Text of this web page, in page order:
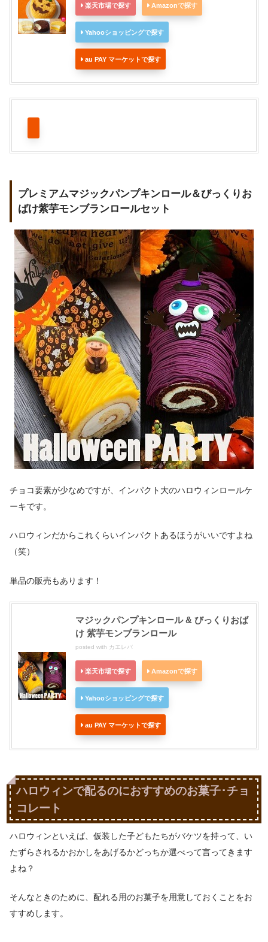
楽天市場で探す Amazonで探す
Yahooショッピングで探す
au PAY マーケットで探す
プレミアムマジックパンプキンロール＆びっくりお
ばけ紫芋モンブランロールセット
チョコ要素が少なめですが、インパクト大のハロウィンロールケ
ーキです。
ハロウィンだからこれくらいインパクトあるほうがいいですよね
（笑）
単品の販売もあります！
マジックパンプキンロール & びっくりおば
け 紫芋モンブランロール
posted with カエレバ
楽天市場で探す Amazonで探す
Yahooショッピングで探す
au PAY マーケットで探す
ハロウィンで配るのにおすすめのお菓子･チョ
コレート
ハロウィンといえば、仮装した子どもたちがバケツを持って、い
たずらされるかおかしをあげるかどっちか選べって言ってきます
よね？
そんなときのために、配れる用のお菓子を用意しておくことをお
すすめします。